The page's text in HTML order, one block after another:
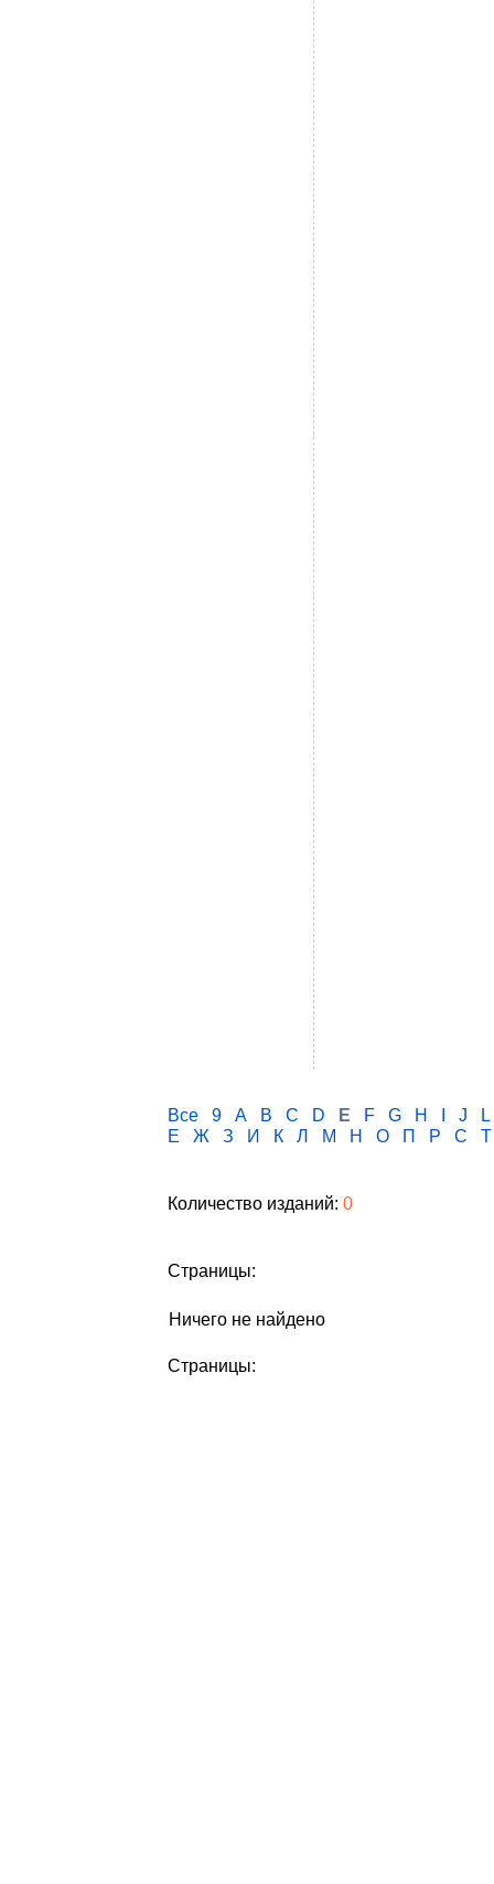
Все 9 A B C D E F G H J
L
Е
Ж З И К Л М Н О П Р С Т
Количество изданий: 0
Страницы:
Ничего не найдено
Страницы: